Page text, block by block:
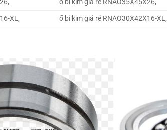
ổ bi kim giá rẻ RNAO35X45X26,
XL,
ổ bi kim giá rẻ RNAO30X42X16-XL,